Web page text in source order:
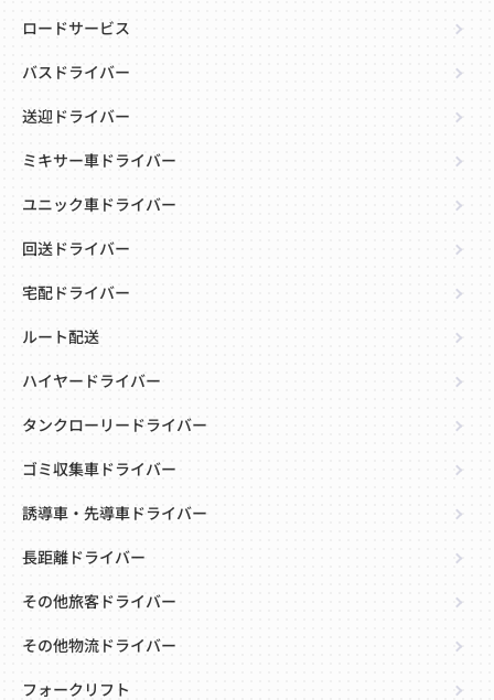
ロードサービス
バスドライバー
送迎ドライバー
ミキサー車ドライバー
ユニック車ドライバー
回送ドライバー
宅配ドライバー
ルート配送
ハイヤードライバー
タンクローリードライバー
ゴミ収集車ドライバー
誘導車・先導車ドライバー
長距離ドライバー
その他旅客ドライバー
その他物流ドライバー
フォークリフト